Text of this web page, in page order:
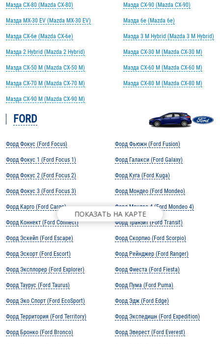
ПОКАЗАТЬ НА КАРТЕ
Мазда CX-80 (Mazda CX-80)
Мазда MX-30 EV (Mazda MX-30 EV)
Мазда CX-6e (Mazda CX-6e)
Мазда 2 Hybrid (Mazda 2 Hybrid)
Мазда CX-50 M (Mazda CX-50 M)
Мазда CX-70 M (Mazda CX-70 M)
Мазда CX-90 M (Mazda CX-90 M)
Мазда CX-90 (Mazda CX-90)
Мазда 6e (Mazda 6e)
Мазда 3 M Hybrid (Mazda 3 M Hybrid)
Мазда CX-30 M (Mazda CX-30 M)
Мазда CX-60 M (Mazda CX-60 M)
Мазда CX-80 M (Mazda CX-80 M)
FORD
Форд Фокус (Ford Focus)
Форд Фокус 1 (Ford Focus 1)
Форд Фокус 2 (Ford Focus 2)
Форд Фокус 3 (Ford Focus 3)
Форд Карго (Ford Cargo)
Форд Коннект (Ford Connect)
Форд Эскейп (Ford Escape)
Форд Эскорт (Ford Escort)
Форд Эксплорер (Ford Explorer)
Форд Таурус (Ford Taurus)
Форд Эко Спорт (Ford EcoSport)
Форд Территория (Ford Territory)
Форд Бронко (Ford Bronco)
Форд Фьюжн (Ford Fusion)
Форд Галакси (Ford Galaxy)
Форд Куга (Ford Kuga)
Форд Мондео (Ford Mondeo)
Форд Мондео 4 (Ford Mondeo 4)
Форд Транзит (Ford Transit)
Форд Скорпио (Ford Scorpio)
Форд Рейнджер (Ford Ranger)
Форд Фиеста (Ford Fiesta)
Форд Пума (Ford Puma)
Форд Эдж (Ford Edge)
Форд Экспедишн (Ford Expedition)
Форд Эверест (Ford Everest)